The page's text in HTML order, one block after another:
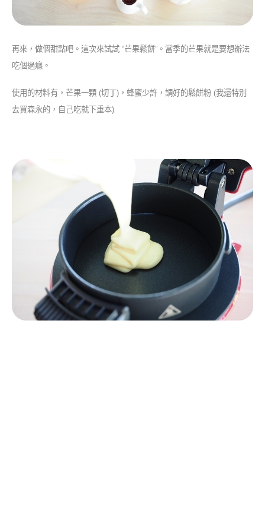
再來，做個甜點吧。這次來試試 “芒果鬆餅”。當季的芒果就是要想辦法
吃個過癮。
使用的材料有，芒果一顆 (切丁)，蜂蜜少許，調好的鬆餅粉 (我還特別
去買森永的，自己吃就下重本)